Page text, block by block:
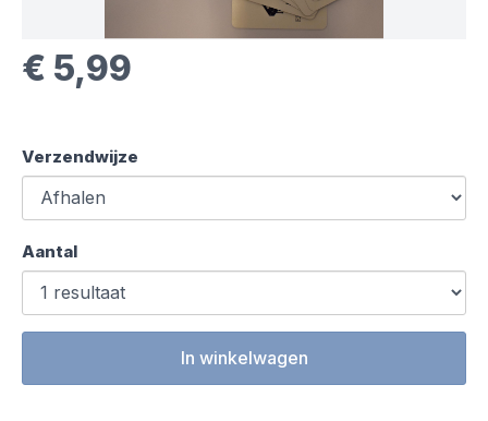
€ 5,99
Verzendwijze
Aantal
In winkelwagen